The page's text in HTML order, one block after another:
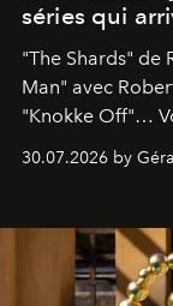
séries qui
"The Shards" de
Man" avec
"Knokke Off"…
plateformes de
30.07.2026 by